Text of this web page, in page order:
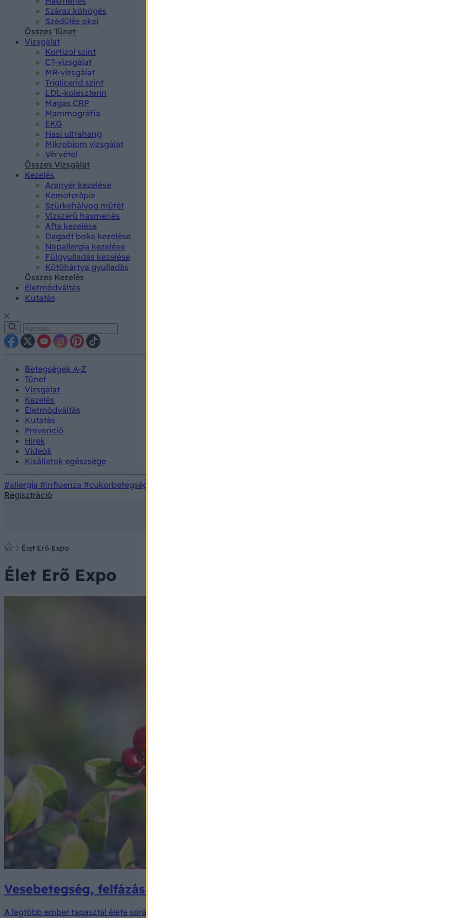
Száraz köhögés
Szédülés okai
Összes Tünet
Vizsgálat
Kortizol szint
CT-vizsgálat
MR-vizsgálat
Triglicerid szint
LDL-koleszterin
Magas CRP
Mammográfia
EKG
Hasi ultrahang
Mikrobiom vizsgálat
Vérvétel
Összes Vizsgálat
Kezelés
Aranyér kezelése
Kemoterápia
Szürkehályog műtét
Vízszerű hasmenés
Afta kezelése
Dagadt boka kezelése
Napallergia kezelése
Fülgyulladás kezelése
Kötőhártya gyulladás
Összes Kezelés
Életmódváltás
Kutatás
Betegségek A-Z
Tünet
Vizsgálat
Kezelés
Életmódváltás
Kutatás
Prevenció
Hírek
Videók
Kisállatok egészsége
#allergia #influenza #cukorbetegség
Regisztráció
Élet Erő Expo
Élet Erő Expo
Vesebetegség, felfázás esetén ezt a 4 gyógynövényt vesse be!
A legtöbb ember tapasztal élete során legalább egyszer húgyúti problémákat, fertőzéseket. De mit lehet tenni azért,